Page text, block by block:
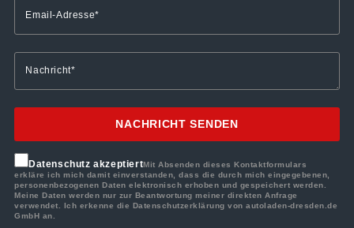
NACHRICHT SENDEN
Datenschutz akzeptiertMit Absenden dieses Kontaktformulars
erkläre ich mich damit einverstanden, dass die durch mich eingegebenen,
personenbezogenen Daten elektronisch erhoben und gespeichert werden.
Meine Daten werden nur zur Beantwortung meiner direkten Anfrage
verwendet. Ich erkenne die Datenschutzerklärung von autoladen-dresden.de
GmbH an.